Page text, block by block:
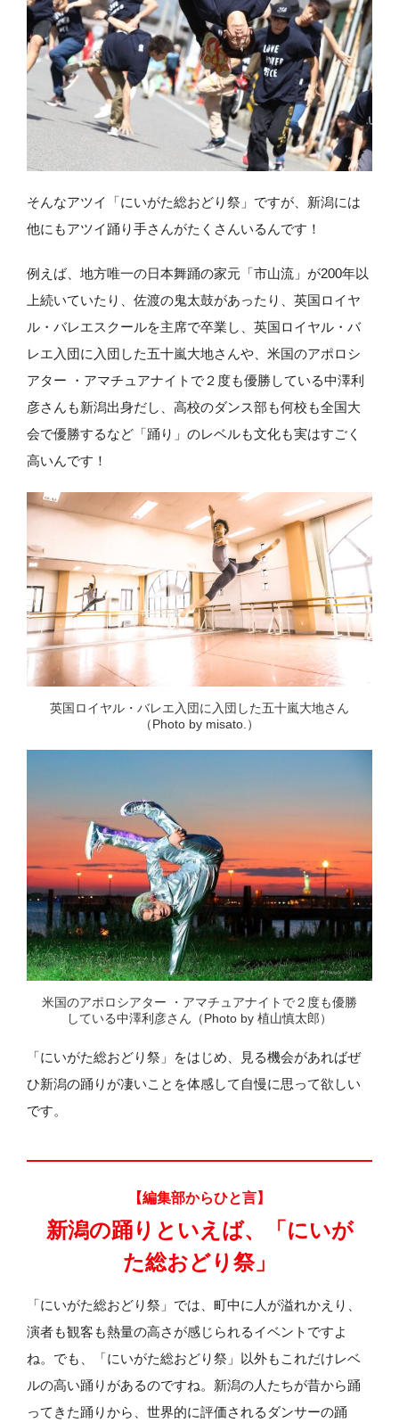
そんなアツイ「にいがた総おどり祭」ですが、新潟には
他にもアツイ踊り手さんがたくさんいるんです！
例えば、地方唯一の日本舞踊の家元「市山流」が200年以
上続いていたり、佐渡の鬼太鼓があったり、英国ロイヤ
ル・バレエスクールを主席で卒業し、英国ロイヤル・バ
レエ入団に入団した五十嵐大地さんや、米国のアポロシ
アター ・アマチュアナイトで２度も優勝している中澤利
彦さんも新潟出身だし、高校のダンス部も何校も全国大
会で優勝するなど「踊り」のレベルも文化も実はすごく
高いんです！
英国ロイヤル・バレエ入団に入団した五十嵐大地さん
（Photo by misato.）
米国のアポロシアター ・アマチュアナイトで２度も優勝
している中澤利彦さん（Photo by 植山慎太郎）
「にいがた総おどり祭」をはじめ、見る機会があればぜ
ひ新潟の踊りが凄いことを体感して自慢に思って欲しい
です。
【編集部からひと言】
新潟の踊りといえば、
「にいが
た総おどり祭」
「にいがた総おどり祭」では、町中に人が溢れかえり、
演者も観客も熱量の高さが感じられるイベントですよ
ね。でも、「にいがた総おどり祭」以外もこれだけレベ
ルの高い踊りがあるのですね。新潟の人たちが昔から踊
ってきた踊りから、世界的に評価されるダンサーの踊